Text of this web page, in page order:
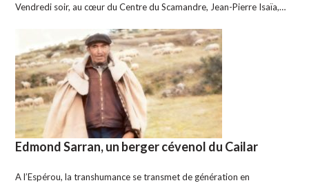
Vendredi soir, au cœur du Centre du Scamandre, Jean-Pierre Isaïa,…
Edmond Sarran, un berger cévenol du Cailar
A l’Espérou, la transhumance se transmet de génération en